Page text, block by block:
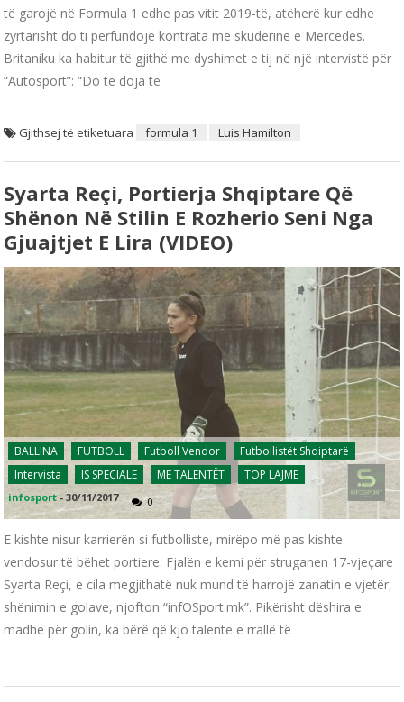
të garojë në Formula 1 edhe pas vitit 2019-të, atëherë kur edhe
zyrtarisht do ti përfundojë kontrata me skuderinë e Mercedes.
Britaniku ka habitur të gjithë me dyshimet e tij në një intervistë për
“Autosport”: “Do të doja të
Gjithsej të etiketuara formula 1 Luis Hamilton
Syarta Reçi, Portierja Shqiptare Që
Shënon Në Stilin E Rozherio Seni Nga
Gjuajtjet E Lira (VIDEO)
BALLINA FUTBOLL Futboll Vendor
Futbollistët Shqiptarë
Intervista
IS SPECIALE ME TALENTËT TOP LAJME
infosport -30/11/2017 0
E kishte nisur karrierën si futbolliste, mirëpo më pas kishte
vendosur të bëhet portiere. Fjalën e kemi për struganen 17-vjeçare
Syarta Reçi, e cila megjithatë nuk mund të harrojë zanatin e vjetër,
shënimin e golave, njofton “infOSport.mk”. Pikërisht dëshira e
madhe për golin, ka bërë që kjo talente e rrallë të